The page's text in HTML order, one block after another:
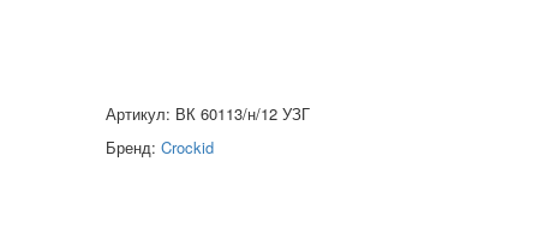
Артикул: ВК 60113/н/12 УЗГ
Бренд: Crockid